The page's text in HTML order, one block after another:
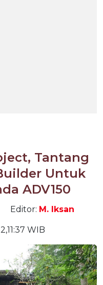
Tantang
Untuk
ADV150
Editor: M. Iksan
WIB